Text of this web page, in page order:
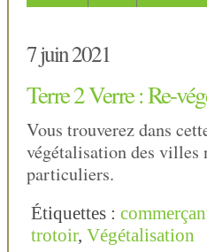
7 juin 2021
Terre 2 Verre : Re-
Vous trouverez dans
végétalisation des villes
particuliers.
Étiquettes :
trotoir, Végétalisation